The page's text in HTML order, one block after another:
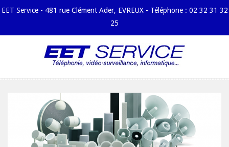
EET Service - 481 rue Clément Ader, EVREUX - Téléphone : 02 32 31 32
25
Chantiers